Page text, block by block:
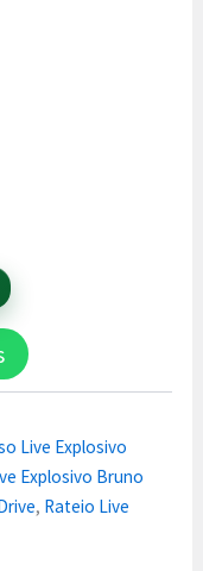
Live Explosivo
Explosivo Bruno
, Rateio Live